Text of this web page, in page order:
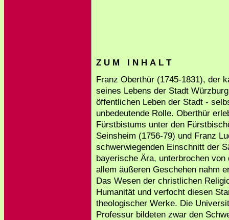
Z U M I N H A L T
Franz Oberthür (1745-1831), der
seines Lebens der Stadt
öffentlichen Leben der Stadt -
unbedeutende Rolle. Oberthür
Fürstbistums unter den
Seinsheim (1756-79) und Franz
schwerwiegenden Einschnitt der
bayerische Ära, unterbrochen
allem äußeren Geschehen nahm
Das Wesen der christlichen
Humanität und verfocht diesen
theologischer Werke. Die
Professur bildeten zwar den